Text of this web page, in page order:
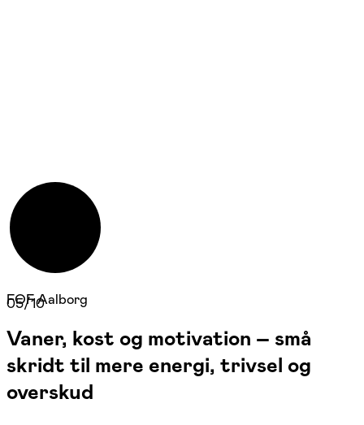
05/10
FOF Aalborg
Vaner, kost og motivation – små
skridt til mere energi, trivsel og
overskud